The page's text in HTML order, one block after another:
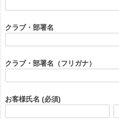
クラブ・部署名
クラブ・部署名（フリガナ）
お客様氏名 (必須)